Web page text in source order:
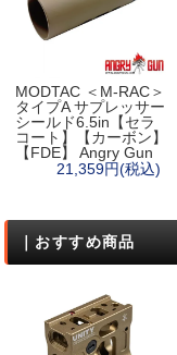
MODTAC ＜M-RAC＞
タイプA サプレッサー
シールド6.5in【セラ
コート】【カーボン】
【FDE】 Angry Gun
21,359円(税込)
｜おすすめ商品